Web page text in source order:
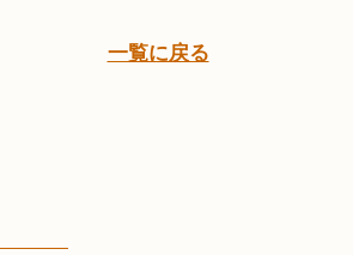
一覧に戻る